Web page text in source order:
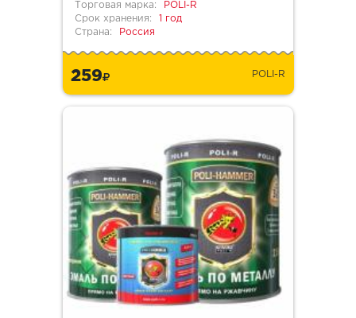
Торговая марка:
POLI-R
Срок хранения:
1 год
Страна:
Россия
259 POLI-R